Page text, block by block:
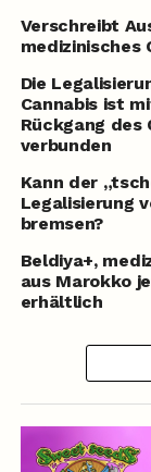
Verschreibt
medizinisches
Die
Cannabis ist
Rückgang des
verbunden
Kann der
Legalisierung
bremsen?
Beldiya+,
aus Marokko
erhältlich